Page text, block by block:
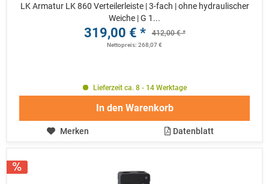
LK Armatur LK 860 Verteilerleiste | 3-fach | ohne hydraulischer
Weiche | G 1...
319,00 € * 412,00 € *
Nettopreis: 268,07 €
Lieferzeit ca. 8 - 14 Werktage
In den Warenkorb
Merken Datenblatt